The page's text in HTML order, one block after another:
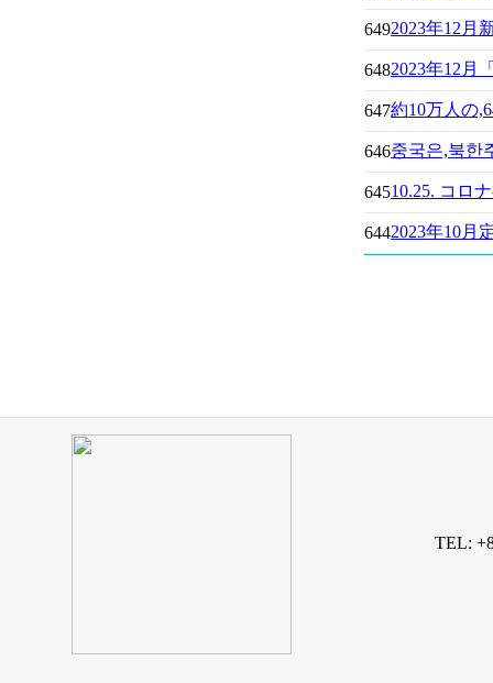
6492023年12月
6482023年12月
647約10万人の
646중국은,북한
64510.25. コロ
6442023年10月
TEL: